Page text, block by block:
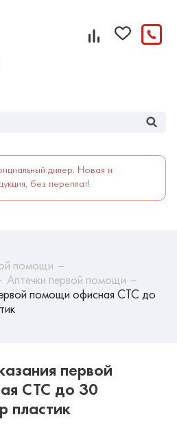
дилер. Новая и
без переплат!
помощи
Аптечки первой помощи
помощи офисная СТС до
первой
СТС до 30
пластик